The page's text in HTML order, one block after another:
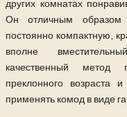
других комнатах
Он отличным образом
постоянно компактную,
вполне
качественный метод
преклонного возраста
применять комод в виде